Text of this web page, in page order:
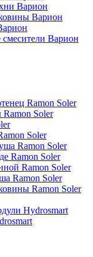
Варион
Варион
смесители Варион
Ramon Soler
Soler
Soler
Ramon Soler
Ramon Soler
Ramon Soler
Ramon Soler
Ramon Soler
Hydrosmart